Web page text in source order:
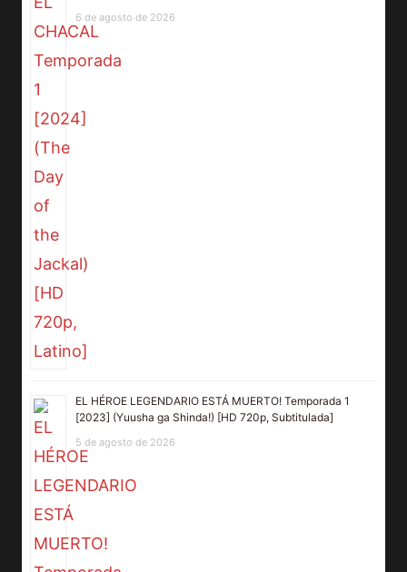
6 de agosto de 2026
EL HÉROE LEGENDARIO ESTÁ MUERTO! Temporada 1
[2023] (Yuusha ga Shinda!) [HD 720p, Subtitulada]
5 de agosto de 2026